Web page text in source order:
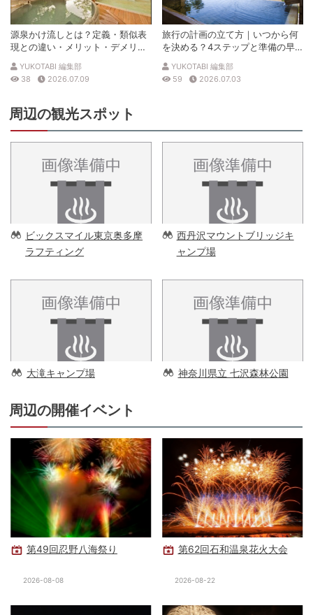
源泉かけ流しとは？定義・類似表
現との違い・メリット・デメリッ
トを解説
YUKOTABI 編集部
38
2026.07.09
旅行の計画の立て方｜いつから何
を決める？4ステップと準備の早
見表
YUKOTABI 編集部
59
2026.07.03
周辺の観光スポット
ビックスマイル東京奥多摩
ラフティング
西丹沢マウントブリッジキ
ャンプ場
大滝キャンプ場 神奈川県立 七沢森林公園
周辺の開催イベント
第49回忍野八海祭り
2026-08-08
第62回石和温泉花火大会
2026-08-22